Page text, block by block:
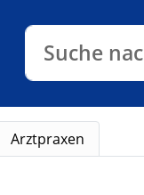
Suche
Arztpraxen